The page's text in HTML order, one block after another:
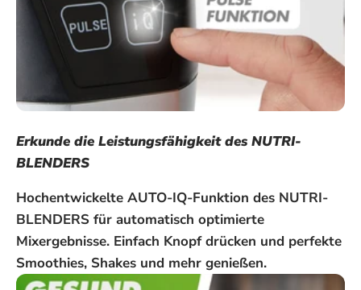
Erkunde die Leistungsfähigkeit des NUTRI-
BLENDERS
Hochentwickelte AUTO-IQ-Funktion des NUTRI-
BLENDERS für automatisch optimierte
Mixergebnisse. Einfach Knopf drücken und perfekte
Smoothies, Shakes und mehr genießen.